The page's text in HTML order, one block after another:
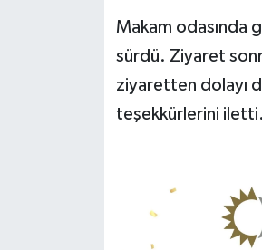
Makam odasında
sürdü. Ziyaret
ziyaretten dolayı
teşekkürlerini iletti.